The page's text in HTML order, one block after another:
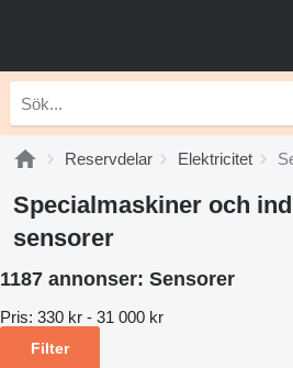
Reservdelar Elektricitet
Specialmaskiner och
sensorer
1187 annonser: Sensorer
Pris: 330 kr - 31 000 kr
Filter